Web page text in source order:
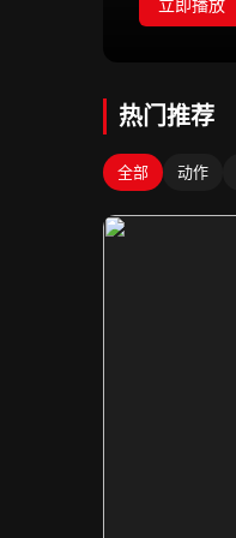
立即播放
热门推荐
全部 动作